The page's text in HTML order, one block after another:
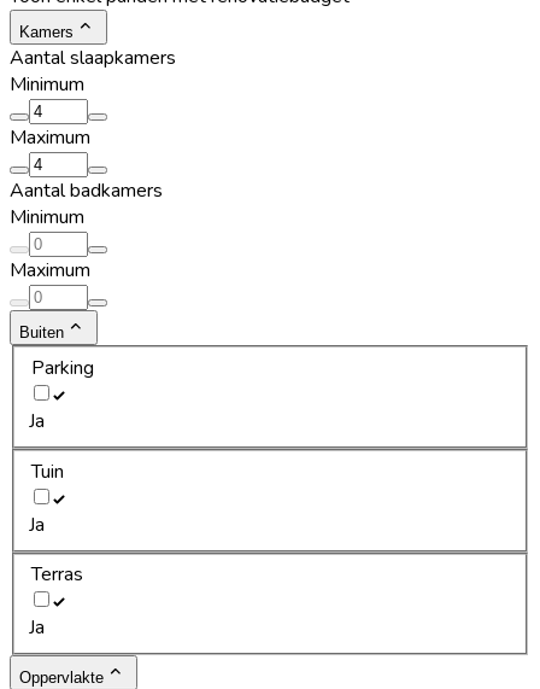
Kamers
Aantal slaapkamers
Minimum
Maximum
Aantal badkamers
Minimum
Maximum
Buiten
Parking
Ja
Tuin
Ja
Terras
Ja
Oppervlakte